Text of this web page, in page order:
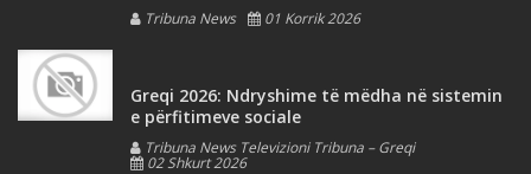
Tribuna News 01 Korrik 2026
Greqi 2026: Ndryshime të mëdha në sistemin
e përfitimeve sociale
Tribuna News Televizioni Tribuna – Greqi
02 Shkurt 2026